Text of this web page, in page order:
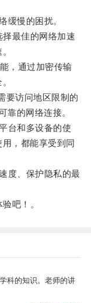
慢的困扰。
最佳的网络加速
，通过加密传输
访问地区限制的
靠的网络连接。
台和多设备的使
，都能享受到同
、保护隐私的最
吧！。
科的知识。老师的讲